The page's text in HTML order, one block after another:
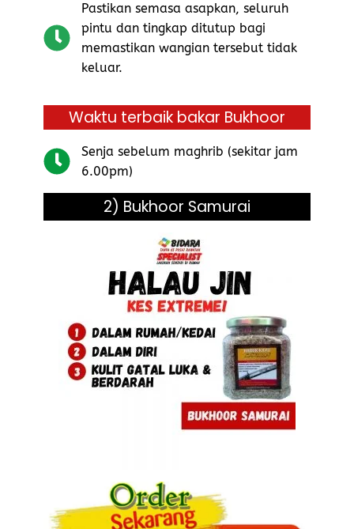
Pastikan semasa asapkan, seluruh
pintu dan tingkap ditutup bagi
memastikan wangian tersebut tidak
keluar.
Waktu terbaik bakar Bukhoor
Senja sebelum maghrib (sekitar jam
6.00pm)
2) Bukhoor Samurai